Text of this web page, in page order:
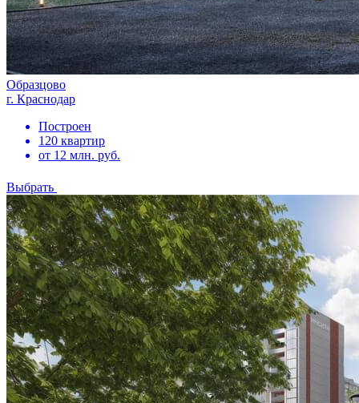
Образцово
г. Краснодар
Построен
120 квартир
от 12 млн. руб.
Выбрать